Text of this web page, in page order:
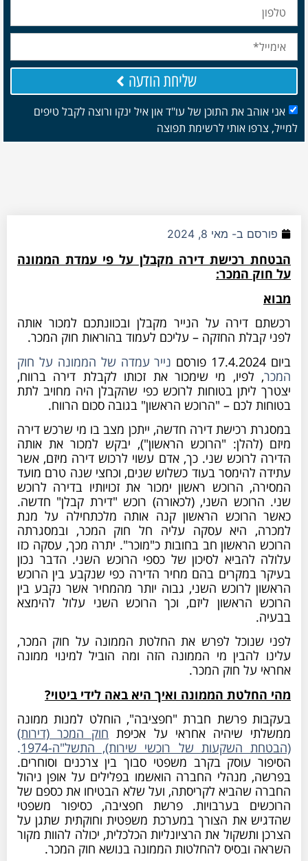
אני אוהב את התוכן של עו"ד און איל ינקו ורוצה לקבל טיפים
למייל, צרפו אותי לרשימת תפוצה
שליחת הודעה
פורסם ב- מאי 8, 2024
הבטחת רכישת דירה מקבלן על פי עמדת הממונה
על חוק המכר:
מבוא
רכשתם דירה על הנייר מקבלן ובכוונתכם למכור אותה
לפני קבלת החזקה – עליכם לעמוד בהוראות חוק המכר.
ביום 17.4.2024 פורסם
נייר עמדה של הממונה על חוק
המכר, לפיו, מי שימכור את זכותו לקבלת דירה ברווח,
יצטרך ליתן בטוחות לרוכש כפי שהקבלן היה מחויב לתת
בטוחות לכם – "הרוכש הראשון" בגובה סכום הרווח.
במסגרת רכישת דירה חדשה, ייתכן מצב בו מי שרכש דירה
מיזם (להלן: "הרוכש הראשון"), יבקש למכור את אותה
הדירה לרוכש שני. כך, אדם עשוי לרכוש דירה מיזם, אשר
עתידה להימסר בעוד כשלוש שנים, וכחצי שנה טרם מועד
המסירה, הרוכש ראשון ימכור את זכויותיו בדירה לרוכש
שני. הרוכש השני, (לכאורה) רוכש "דירת קבלן" חדשה.
כאשר הרוכש הראשון קנה אותה מלכתחילה על מנת
למכרה, היא עסקה עליה חל חוק המכר, ובמסגרתה
הרוכש הראשון חב בחובות כ"מוכר". יתרה מכך, עסקה כזו
עלולה להביא לסיכון של כספי הרוכש השני. הדבר נכון
בעיקר במקרים בהם מחיר הדירה כפי שנקבע בין הרוכש
הראשון לרוכש השני, גבוה יותר מהמחיר אשר נקבע בין
הרוכש הראשון ליזם, וכך הרוכש השני עלול להימצא
בבעיה.
לפני שנוכל לפרש את החלטת הממונה על חוק המכר,
עלינו להבין מי הממונה הזה ומה הוביל למינוי ממונה
אחראי על חוק המכר.
מהי החלטת הממונה ואיך היא באה לידי ביטוי?
בעקבות פרשת חברת "חפציבה", הוחלט למנות ממונה
ממשלתי שיהיה אחראי על אכיפת חוק המכר (דירות)
(הבטחת השקעות של רוכשי שירות), התשל"ה-1974
.
הסיפור עוסק בקרב משפטי סבוך בין צרכנים וסוחרים.
בפרשה, מנהלי החברה הואשמו בפלילים על אופן ניהול
החברה שהביא לקריסתה, ועל שלא הבטיחו את כספם של
הרוכשים בערבויות. פרשת חפציבה, כסיפור משפטי
שהדגיש את הצורך במערכת משפטית וחוקתית שתגן על
הצרכן ותשקול את הרציונליות הכלכלית, יכולה להוות מקור
השראה ובסיס להחלטות הממונה בנושא חוק המכר.